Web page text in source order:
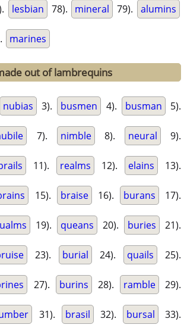
lesbian 78). mineral 79). alumins
marines
out of lambrequins
nubias 3). busmen 4). busman 5).
7). nimble 8). neural 9).
11). realms 12). elains 13).
15). braise 16). burans 17).
19). queans 20). buries 21).
23). burial 24). quails 25).
27). burins 28). ramble 29).
31). brasil 32). bursal 33).